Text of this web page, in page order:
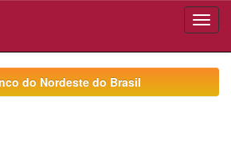
do Nordeste do Brasil